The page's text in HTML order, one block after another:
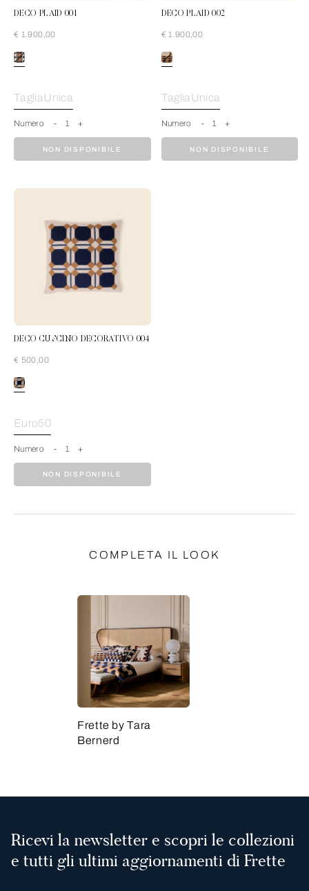
DECO PLAID 001
€ 1.900,00
Cream-Blue
TagliaUnica
Numero - 1 +
NON DISPONIBILE
DECO PLAID 002
€ 1.900,00
TagliaUnica
Numero - 1 +
NON DISPONIBILE
DECO CUSCINO DECORATIVO 004
€ 500,00
Euro50
Numero - 1 +
NON DISPONIBILE
COMPLETA IL LOOK
Frette by Tara
Bernerd
Ricevi la newsletter e scopri le collezioni
e tutti gli ultimi aggiornamenti di Frette